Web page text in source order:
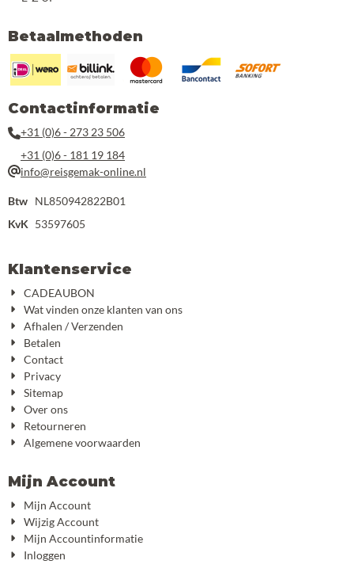
Betaalmethoden
Contactinformatie
+31 (0)6 - 273 23 506
+31 (0)6 - 181 19 184
info@reisgemak-online.nl
Btw NL850942822B01
KvK 53597605
Klantenservice
CADEAUBON
Wat vinden onze klanten van ons
Afhalen / Verzenden
Betalen
Contact
Privacy
Sitemap
Over ons
Retourneren
Algemene voorwaarden
Mijn Account
Mijn Account
Wijzig Account
Mijn Accountinformatie
Inloggen